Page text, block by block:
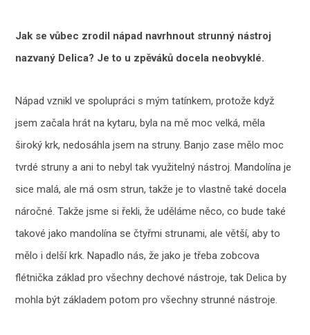
Jak se vůbec zrodil nápad navrhnout strunný nástroj
nazvaný Delica? Je to u zpěváků docela neobvyklé.
Nápad vznikl ve spolupráci s mým tatínkem, protože když
jsem začala hrát na kytaru, byla na mě moc velká, měla
široký krk, nedosáhla jsem na struny. Banjo zase mělo moc
tvrdé struny a ani to nebyl tak využitelný nástroj. Mandolína je
sice malá, ale má osm strun, takže je to vlastně také docela
náročné. Takže jsme si řekli, že uděláme něco, co bude také
takové jako mandolína se čtyřmi strunami, ale větší, aby to
mělo i delší krk. Napadlo nás, že jako je třeba zobcova
flétnička základ pro všechny dechové nástroje, tak Delica by
mohla být základem potom pro všechny strunné nástroje.